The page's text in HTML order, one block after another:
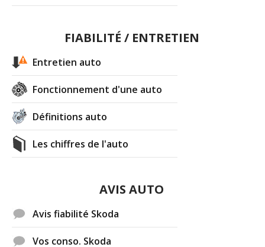
FIABILITÉ / ENTRETIEN
Entretien auto
Fonctionnement d'une auto
Définitions auto
Les chiffres de l'auto
AVIS AUTO
Avis fiabilité Skoda
Vos conso. Skoda